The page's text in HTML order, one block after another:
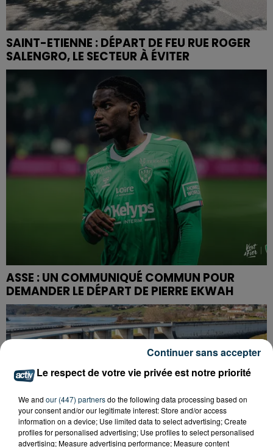
SAINT-ETIENNE : DÉPART DE FEU RUE ROGER
SALENGRO, LE SECTEUR À ÉVITER
ASSE : UN COMMUNIQUÉ COMMUN POUR
DEMANDER LE DÉPART DE PIERRE EKWAH
Le respect de votre vie privée est notre priorité
We and our (447) partnersdo the following data processing based on
your consent and/or our legitimate interest: Store and/or access
information on a device; Use limited data to select advertising; Create
profiles for personalised advertising; Use profiles to select personalised
advertising; Measure advertising performance; Measure content
Continuer sans accepter